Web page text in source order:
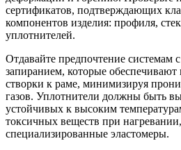
сертификатов, подтверждающих
компонентов изделия: профиля,
уплотнителей.
Отдавайте предпочтение системам
запиранием, которые обеспечивают
створки к раме, минимизируя
газов. Уплотнители должны быть
устойчивых к высоким
токсичных веществ при
специализированные эластомеры.